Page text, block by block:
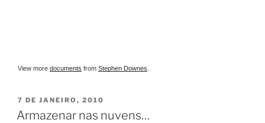
View more documents from Stephen Downes
PUBLICADO
EM
7 DE JANEIRO, 2010
Armazenar nas nuvens…